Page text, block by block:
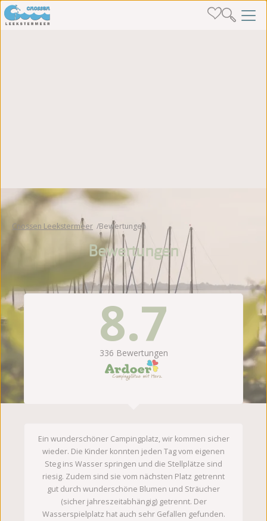
Cnossen Leekstermeer Bewertungen
Bewertungen
8.7
336 Bewertungen
Ein wunderschöner Campingplatz, wir kommen sicher
wieder. Die Kinder konnten jeden Tag vom eigenen
Steg ins Wasser springen und die Stellplätze sind
riesig. Zudem sind sie vom nächsten Platz getrennt
gut durch wunderschöne Blumen und Sträucher
(sicher jahreszeitabhängig) getrennt. Der
Wasserspielplatz hat auch sehr Gefallen gefunden.